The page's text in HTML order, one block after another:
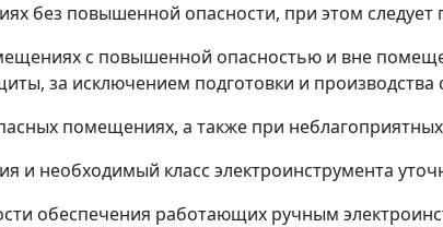
без повышенной опасности, при этом
с повышенной опасностью и вне
за исключением подготовки и
помещениях, а также при неблагоприятных
и необходимый класс электроинструмента
обеспечения работающих ручным